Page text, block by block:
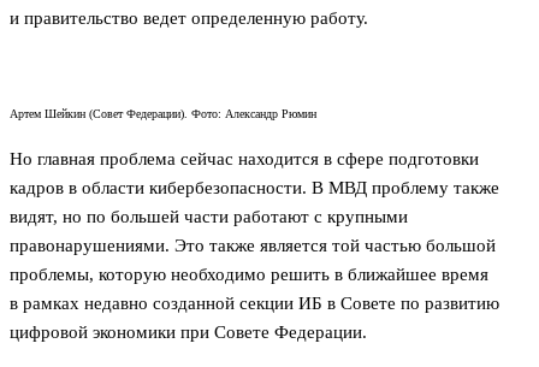
и правительство ведет определенную работу.
Артем Шейкин (Совет Федерации). Фото: Александр Рюмин
Но главная проблема сейчас находится в сфере подготовки
кадров в области кибербезопасности. В МВД проблему также
видят, но по большей части работают с крупными
правонарушениями. Это также является той частью большой
проблемы, которую необходимо решить в ближайшее время
в рамках недавно созданной секции ИБ в Совете по развитию
цифровой экономики при Совете Федерации.